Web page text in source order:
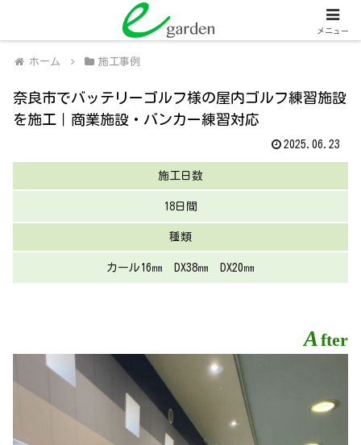
人工芝販売・施工、外壁塗装・施工
ホーム 施工事例
奈良市でバッテリーゴルフ様の屋内ゴルフ練習施設
を施工｜商業施設・バンカー練習対応
2025.06.23
施工日数
18日間
種類
カール16㎜ DX38㎜ DX20㎜
After
メニュー